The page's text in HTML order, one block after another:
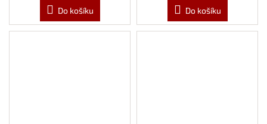
Do košíku Do košíku